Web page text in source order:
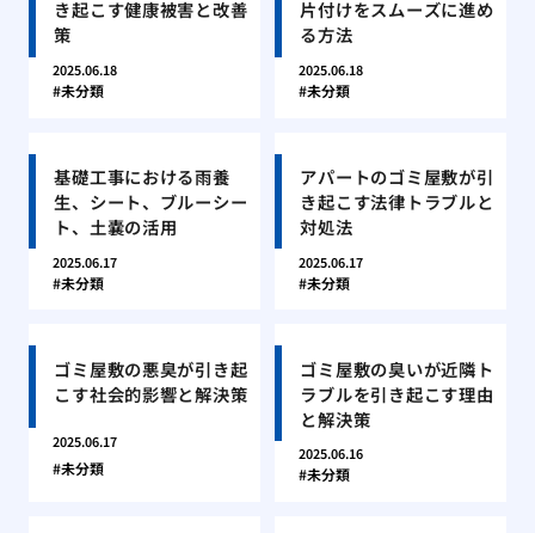
き起こす健康被害と改善
策
2025.06.18
未分類
片付けをスムーズに進め
る方法
2025.06.18
未分類
基礎工事における雨養
生、シート、ブルーシー
ト、土嚢の活用
2025.06.17
未分類
アパートのゴミ屋敷が引
き起こす法律トラブルと
対処法
2025.06.17
未分類
ゴミ屋敷の悪臭が引き起
こす社会的影響と解決策
2025.06.17
未分類
ゴミ屋敷の臭いが近隣ト
ラブルを引き起こす理由
と解決策
2025.06.16
未分類